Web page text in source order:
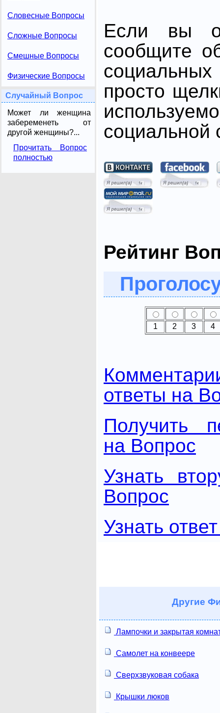
Словесные Вопросы
Сложные Вопросы
Смешные Вопросы
Физические Вопросы
Случайный Вопрос
Может ли женщина
забеременеть от
другой женщины?...
Прочитать Вопрос
полностью
Если вы
сообщите
просто
социальной
Рейтинг
1 2 3 4
ответы на
Получить
на Вопрос
Узнать
Вопрос
Узнать
Другие
Лампочки и закрытая
Самолет на конвеере
Сверхзвуковая собака
Крышки люков